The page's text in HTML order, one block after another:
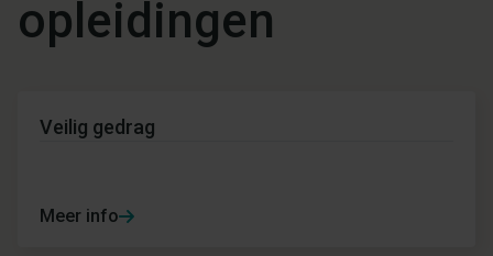
opleidingen
Veilig gedrag
Meer info